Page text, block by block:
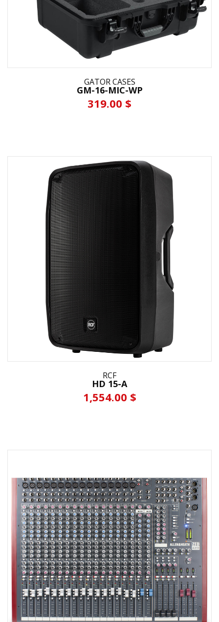
GATOR CASES
GM-16-MIC-WP
319.00 $
RCF
HD 15-A
1,554.00 $